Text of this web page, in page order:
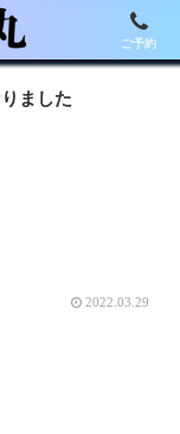
ました
2022.03.29
ご予約